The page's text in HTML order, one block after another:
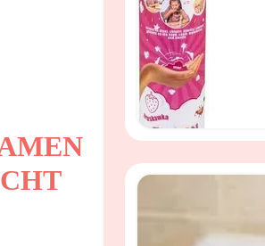
Speels schuim met